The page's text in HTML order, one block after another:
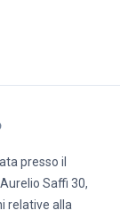
presso il
Saffi 30,
relative alla